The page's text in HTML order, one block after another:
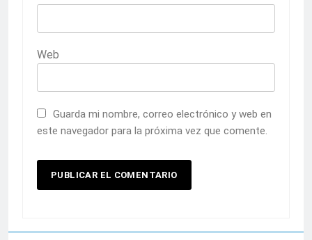
Web
Guarda mi nombre, correo electrónico y web en
este navegador para la próxima vez que comente.